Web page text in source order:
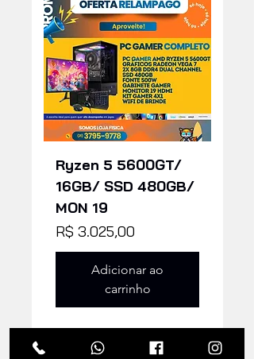
Ryzen 5 5600GT/
16GB/ SSD 480GB/
MON 19
Preço
R$ 3.025,00
Adicionar ao
carrinho